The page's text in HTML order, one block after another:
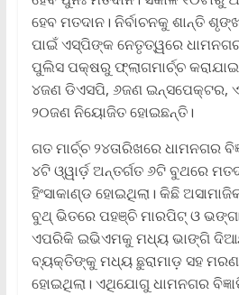
ହେବ ମତଦାନ। ନିର୍ବାଚନକୁ ଶାନ୍ତି
ପାଇଁ ଏସ୍‌ପିଙ୍କ ନେତୃତ୍ୱରେ
ପୁଲିସ ପକ୍ଷରୁ ଫ୍ଲାଗମାର୍ଚ୍ଚ
୪ଜଣ ଡିଏସପି, ୬ଜଣ
୨୦ଜଣ ନିୟୋଜିତ ହୋଇଛନ୍ତି।
ଗତ ମାର୍ଚ୍ଚ ୨୪ତାରିଖରେ ଧାମନଗର
୪ଟି ଓ୍ୱାର୍ଡ଼ ଅନ୍ତର୍ଗତ ୬ଟି ବୁଥରେ
ହିଂସାକାଣ୍ଡ ହୋଇଥିଲା। କିଛି
ବୁଥ୍ ଭିତରେ ପହଞ୍ଚି ମାରପିଟ୍ ଓ
ଏପରିକି ଇଭିଏମକୁ ମଧ୍ୟ ଭାଙ୍ଗି
ବ୍ୟକ୍ତିଙ୍କୁ ମଧ୍ୟ ଛୁରାମାଡ଼ ସହ
ହୋଇଥିଲା। ଏଥିଯୋଗୁ ଧାମନଗର